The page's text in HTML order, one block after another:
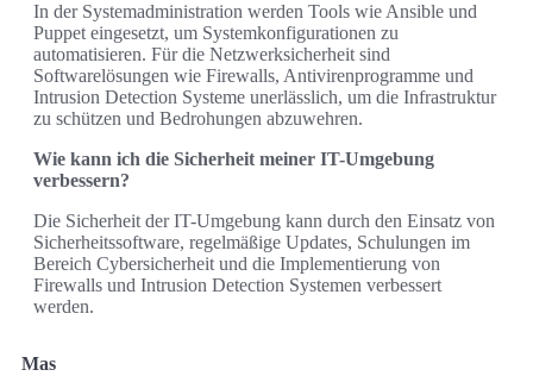
In der Systemadministration werden Tools wie Ansible und
Puppet eingesetzt, um Systemkonfigurationen zu
automatisieren. Für die Netzwerksicherheit sind
Softwarelösungen wie Firewalls, Antivirenprogramme und
Intrusion Detection Systeme unerlässlich, um die Infrastruktur
zu schützen und Bedrohungen abzuwehren.
Wie kann ich die Sicherheit meiner IT-Umgebung
verbessern?
Die Sicherheit der IT-Umgebung kann durch den Einsatz von
Sicherheitssoftware, regelmäßige Updates, Schulungen im
Bereich Cybersicherheit und die Implementierung von
Firewalls und Intrusion Detection Systemen verbessert
werden.
Mas